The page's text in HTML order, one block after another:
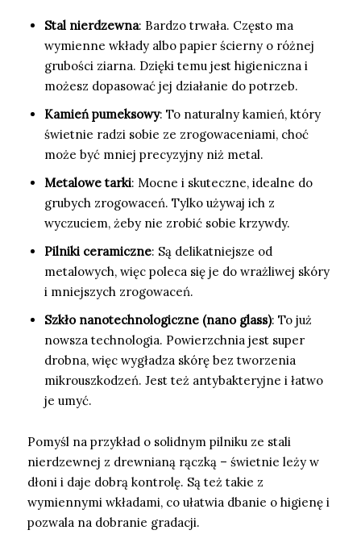
Stal nierdzewna: Bardzo trwała. Często ma
wymienne wkłady albo papier ścierny o różnej
grubości ziarna. Dzięki temu jest higieniczna i
możesz dopasować jej działanie do potrzeb.
Kamień pumeksowy: To naturalny kamień, który
świetnie radzi sobie ze zrogowaceniami, choć
może być mniej precyzyjny niż metal.
Metalowe tarki: Mocne i skuteczne, idealne do
grubych zrogowaceń. Tylko używaj ich z
wyczuciem, żeby nie zrobić sobie krzywdy.
Pilniki ceramiczne: Są delikatniejsze od
metalowych, więc poleca się je do wrażliwej skóry
i mniejszych zrogowaceń.
Szkło nanotechnologiczne (nano glass): To już
nowsza technologia. Powierzchnia jest super
drobna, więc wygładza skórę bez tworzenia
mikrouszkodzeń. Jest też antybakteryjne i łatwo
je umyć.
Pomyśl na przykład o solidnym pilniku ze stali
nierdzewnej z drewnianą rączką – świetnie leży w
dłoni i daje dobrą kontrolę. Są też takie z
wymiennymi wkładami, co ułatwia dbanie o higienę i
pozwala na dobranie gradacji.